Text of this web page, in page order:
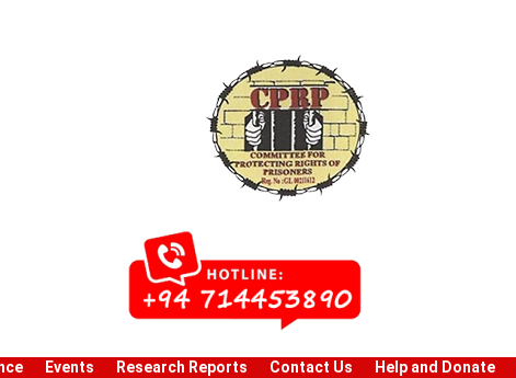
Events Research Reports Contact Us Help and Donate